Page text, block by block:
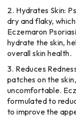
Hydrates Skin:
dry and flaky,
Eczemaron
hydrate the skin,
overall skin health.
Reduces
patches on the
uncomfortable.
formulated to
to improve the